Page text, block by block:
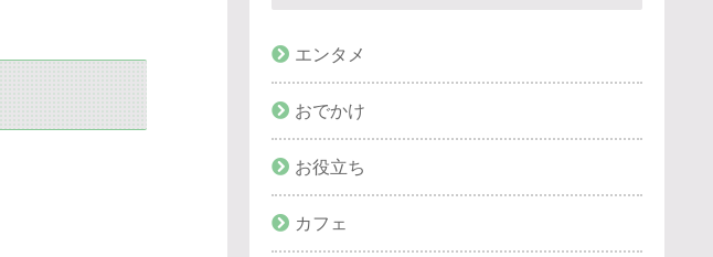
エンタメ
おでかけ
お役立ち
カフェ